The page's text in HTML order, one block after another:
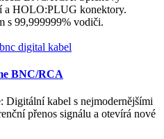
a HOLO:PLUG konektory.
s 99,999999% vodiči.
BNC/RCA
kabel s nejmodernějšími
přenos signálu a otevírá nové